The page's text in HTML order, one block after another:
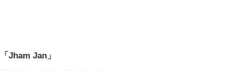
「Jham Jan」